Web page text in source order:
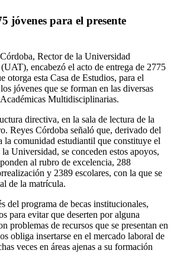
jóvenes para el presente
Rector de la Universidad
encabezó el acto de entrega de 2775
otorga esta Casa de Estudios, para el
jóvenes que se forman en las diversas
Multidisciplinarias.
directiva, en la sala de lectura de la
Reyes Córdoba señaló que, derivado del
la comunidad estudiantil que constituye el
Universidad, se conceden estos apoyos,
al rubro de excelencia, 288
y 2389 escolares, con la que se
de la matrícula.
del programa de becas institucionales,
para evitar que deserten por alguna
problemas de recursos que se presentan en
obliga insertarse en el mercado laboral de
veces en áreas ajenas a su formación